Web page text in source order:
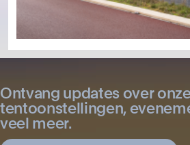
Ontvang updates over
tentoonstellingen,
veel meer.